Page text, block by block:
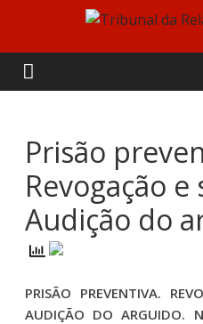
content
Tribunal
da
Relação
de
Coimbra
Prisão
Revogação
Audição do
PRISÃO PREVENTIVA.
AUDIÇÃO DO ARGUIDO.